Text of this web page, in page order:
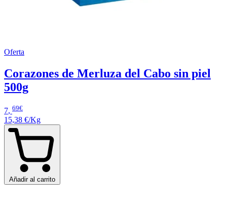
Oferta
Corazones de Merluza del Cabo sin piel
500g
7, 69€
15,38 €/Kg
Añadir al carrito